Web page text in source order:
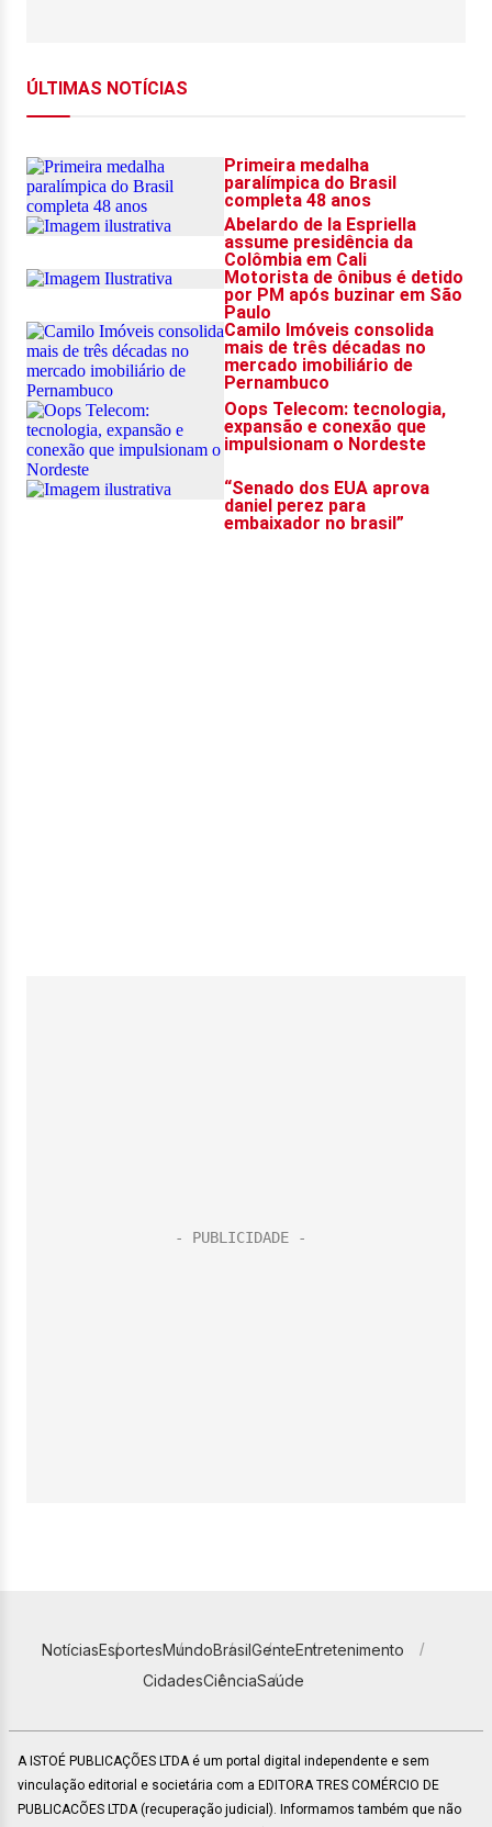
NotíciasEsportesMundoBrasilGenteEntretenimento
CidadesCiênciaSaúde
A ISTOÉ PUBLICAÇÕES LTDA é um portal digital independente e sem
vinculação editorial e societária com a EDITORA TRES COMÉRCIO DE
PUBLICACÕES LTDA (recuperação judicial). Informamos também que não